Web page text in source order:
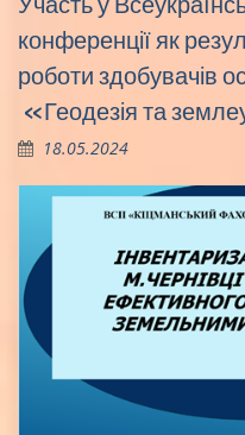
конференції як
роботи здобувачів
«Геодезія та
18.05.2024